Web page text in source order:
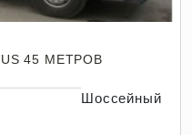
45 МЕТРОВ
Шоссейный